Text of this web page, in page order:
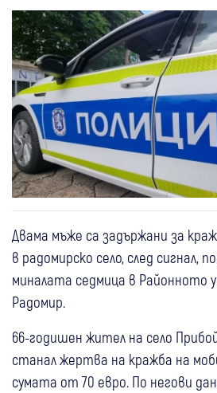
Двама мъже са задържани за
в радомирско село, след сигнал,
миналата седмица в Районното
Радомир.
66-годишен жител на село
станал жертва на кражба на
сумата от 70 евро. По негови